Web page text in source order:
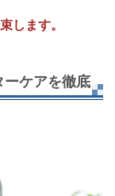
します。
ーケアを徹底